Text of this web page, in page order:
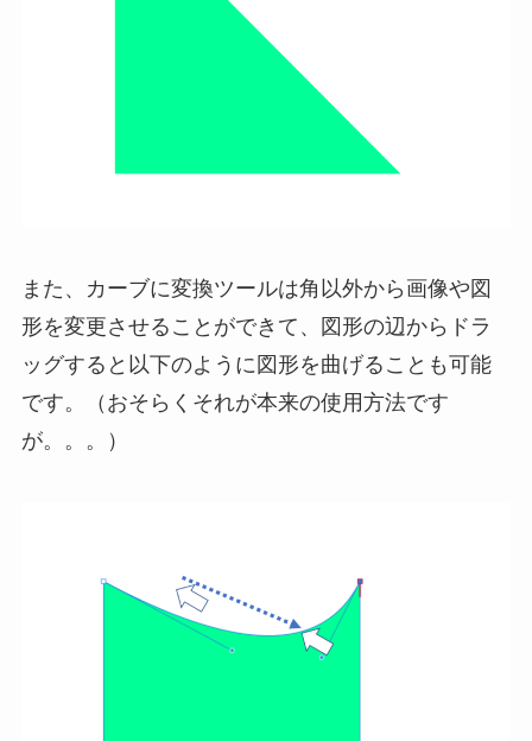
また、カーブに変換ツールは角以外から画像や図
形を変更させることができて、図形の辺からドラ
ッグすると以下のように図形を曲げることも可能
です。（おそらくそれが本来の使用方法です
が。。。）